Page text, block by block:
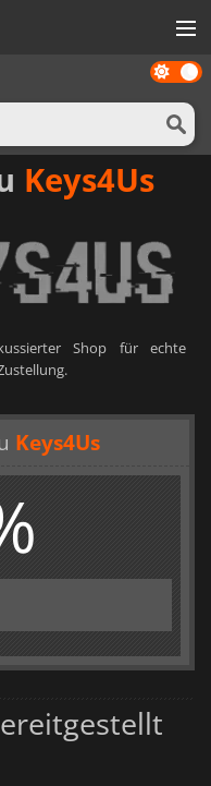
Dark
mode
Keys4Us
Shop für echte
Keys4Us